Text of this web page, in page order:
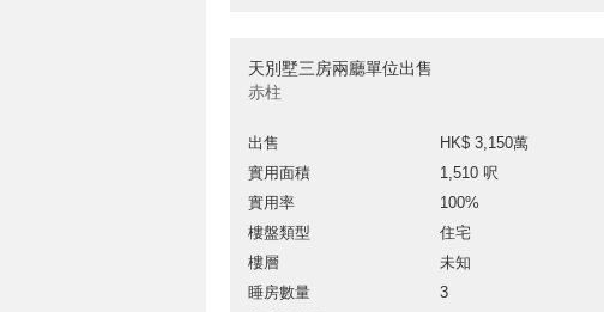
天別墅三房兩廳單位出售
赤柱
出售
HK$ 3,150萬
實用面積
1,510 呎
實用率
100%
樓盤類型
住宅
樓層
未知
睡房數量
3